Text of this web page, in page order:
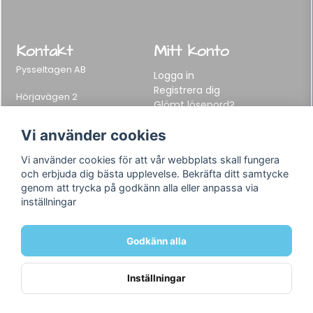
Kontakt
Pysseltagen AB
Hörjavägen 2
282 34 Tyringe, Sweden
E-post:info@pysseltagen.se
Mitt konto
Logga in
Registrera dig
Glömt lösenord?
Info
Varumärken
Om oss
Kontakt
Följ oss
Vi använder cookies
Vi använder cookies för att vår webbplats skall fungera
och erbjuda dig bästa upplevelse. Bekräfta ditt samtycke
genom att trycka på godkänn alla eller anpassa via
inställningar
Godkänn alla
Inställningar